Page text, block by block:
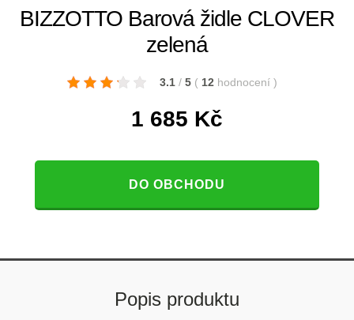
BIZZOTTO Barová židle CLOVER
zelená
3.1 / 5 ( 12 hodnocení )
1 685 Kč
DO OBCHODU
Popis produktu